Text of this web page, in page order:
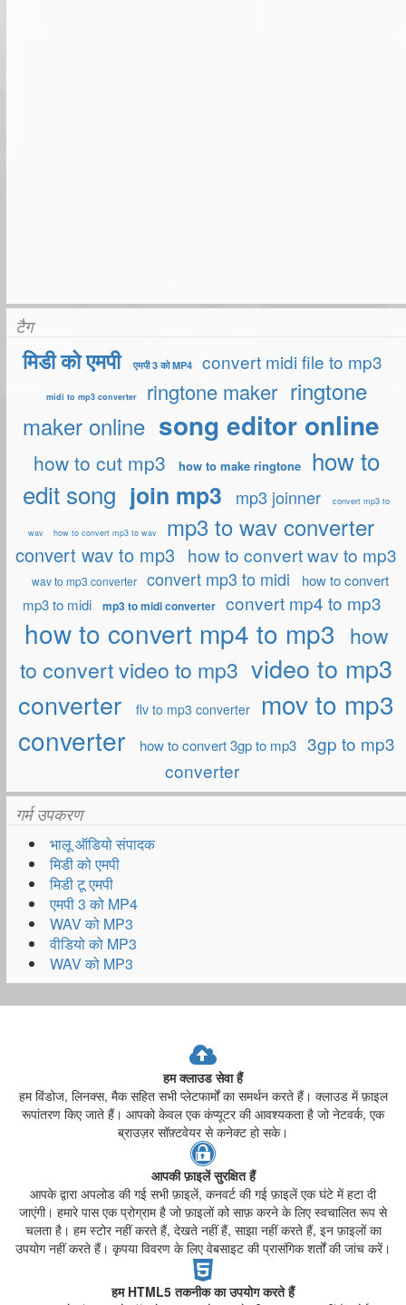
टैग
मिडी को एमपी एमपी 3 को MP4 convert midi file to mp3
midi to mp3 converter ringtone maker ringtone
maker online song editor online
how to cut mp3 how to make ringtone
how to
edit song join mp3 mp3 joinner convert mp3 to
wav how to convert mp3 to wav mp3 to wav converter
convert wav to mp3 how to convert wav to mp3
wav to mp3 converter convert mp3 to midi
how to convert
mp3 to midi
mp3 to midi converter convert mp4 to mp3
how to convert mp4 to mp3 how
to convert video to mp3 video to mp3
converter
flv to mp3 converter
mov to mp3
converter
how to convert 3gp to mp3 3gp to mp3
converter
गर्म उपकरण
भालू ऑडियो संपादक
मिडी को एमपी
मिडी टू एमपी
एमपी 3 को MP4
WAV को MP3
वीडियो को MP3
WAV को MP3
हम क्लाउड सेवा हैं
हम विंडोज, लिनक्स, मैक सहित सभी प्लेटफार्मों का समर्थन करते हैं। क्लाउड में फ़ाइल
रूपांतरण किए जाते हैं। आपको केवल एक कंप्यूटर की आवश्यकता है जो नेटवर्क, एक
ब्राउज़र सॉफ़्टवेयर से कनेक्ट हो सके।
आपकी फ़ाइलें सुरक्षित हैं
आपके द्वारा अपलोड की गई सभी फ़ाइलें, कनवर्ट की गई फ़ाइलें एक घंटे में हटा दी
जाएंगी। हमारे पास एक प्रोग्राम है जो फ़ाइलों को साफ़ करने के लिए स्वचालित रूप से
चलता है। हम स्टोर नहीं करते हैं, देखते नहीं हैं, साझा नहीं करते हैं, इन फ़ाइलों का
उपयोग नहीं करते हैं। कृपया विवरण के लिए वेबसाइट की प्रासंगिक शर्तों की जांच करें।
हम HTML5 तकनीक का उपयोग करते हैं